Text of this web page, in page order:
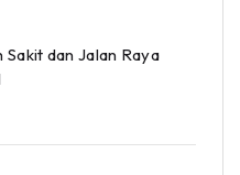
dan Jalan Raya